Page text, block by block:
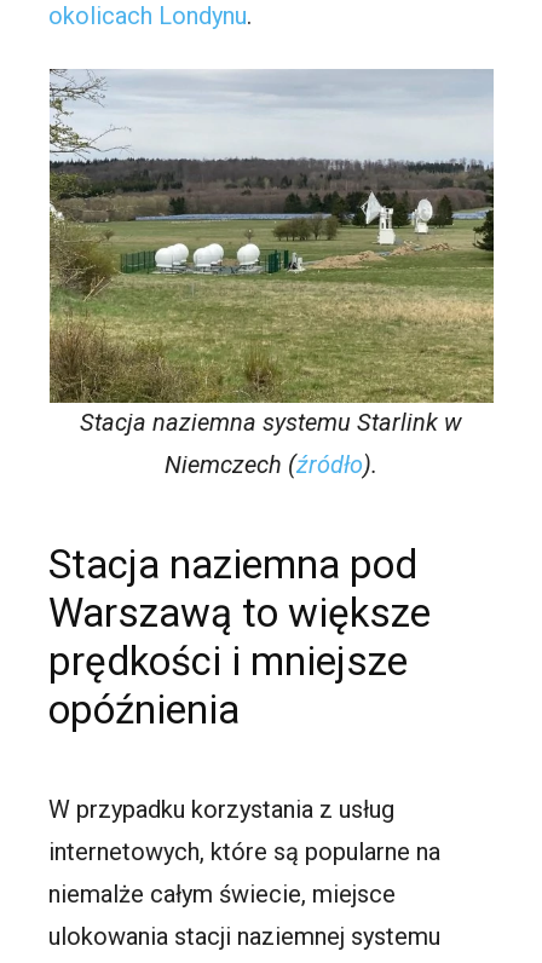
okolicach Londynu.
Stacja naziemna systemu Starlink w
Niemczech (źródło).
Stacja naziemna pod
Warszawą to większe
prędkości i mniejsze
opóźnienia
W przypadku korzystania z usług
internetowych, które są popularne na
niemalże całym świecie, miejsce
ulokowania stacji naziemnej systemu